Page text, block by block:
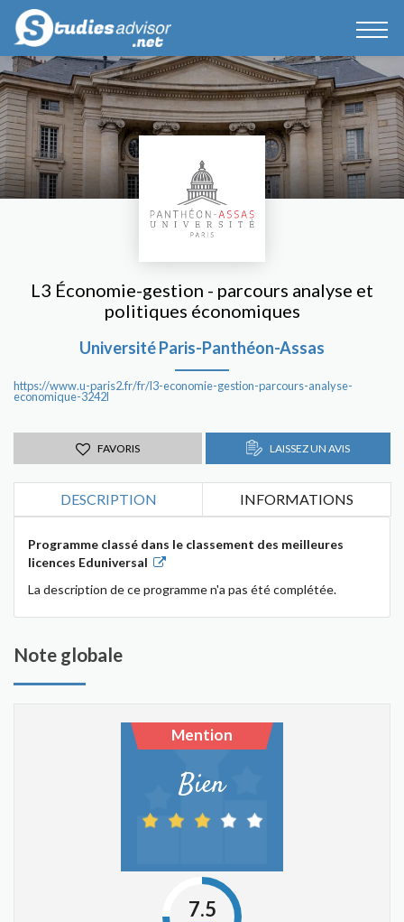
L3 Économie-gestion - parcours analyse et
politiques économiques
Université Paris-Panthéon-Assas
https://www.u-paris2.fr/fr/l3-economie-gestion-parcours-analyse-
economique-3242l
FAVORIS LAISSEZ UN AVIS
DESCRIPTION INFORMATIONS
Programme classé dans le classement des meilleures
licences Eduniversal
La description de ce programme n'a pas été complétée.
Note globale
Mention
Bien
7.5